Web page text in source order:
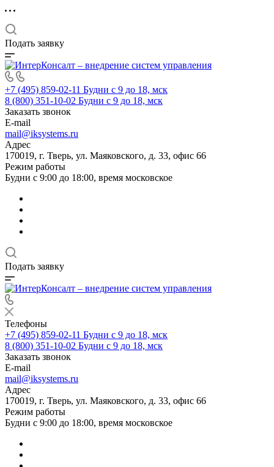
Подать заявку
+7 (495) 859-02-11 Будни с 9 до 18, мск
8 (800) 351-10-02 Будни с 9 до 18, мск
Заказать звонок
E-mail
mail@iksystems.ru
Адрес
170019, г. Тверь, ул. Маяковского, д. 33, офис 66
Режим работы
Будни с 9:00 до 18:00, время московское
Подать заявку
Телефоны
+7 (495) 859-02-11 Будни с 9 до 18, мск
8 (800) 351-10-02 Будни с 9 до 18, мск
Заказать звонок
E-mail
mail@iksystems.ru
Адрес
170019, г. Тверь, ул. Маяковского, д. 33, офис 66
Режим работы
Будни с 9:00 до 18:00, время московское